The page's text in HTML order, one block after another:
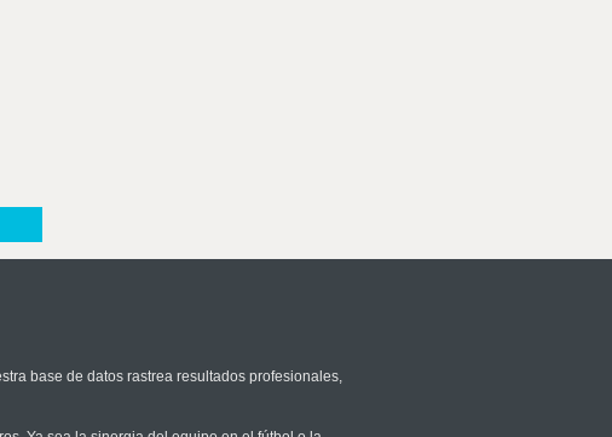
base de datos rastrea resultados profesionales,